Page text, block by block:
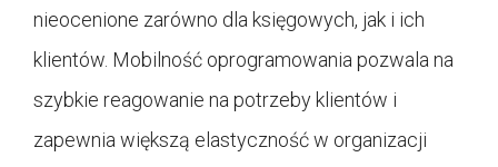
nieocenione zarówno dla księgowych, jak i ich
klientów. Mobilność oprogramowania pozwala na
szybkie reagowanie na potrzeby klientów i
zapewnia większą elastyczność w organizacji